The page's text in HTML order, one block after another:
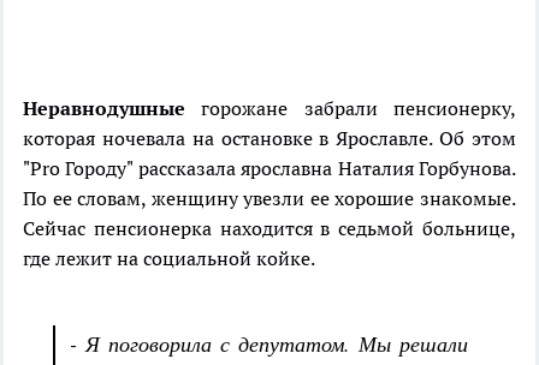
Неравнодушныегорожане забрали пенсионерку,
которая ночевала на остановке в Ярославле. Об этом
"Pro Городу" рассказала ярославна Наталия Горбунова.
По ее словам, женщину увезли ее хорошие знакомые.
Сейчас пенсионерка находится в седьмой больнице,
где лежит на социальной койке.
- Я поговорила с депутатом. Мы решали